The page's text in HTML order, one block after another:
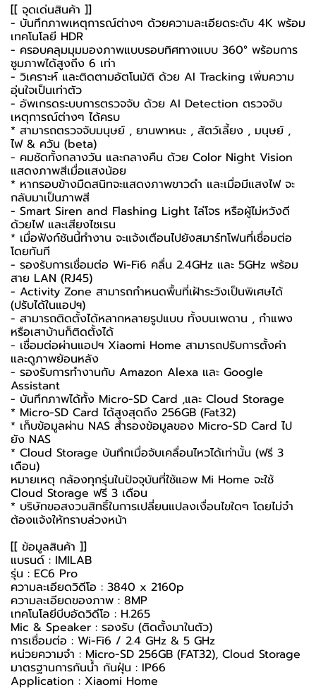
[[ จุดเด่นสินค้า ]]
- บันทึกภาพเหตุการณ์ต่างๆ ด้วยความละเอียดระดับ 4K พร้อม
เทคโนโลยี HDR
- ครอบคลุมมุมมองภาพแบบรอบทิศทางแบบ 360° พร้อมการ
ซูมภาพได้สูงถึง 6 เท่า
- วิเคราะห์ และติดตามอัตโนมัติ ด้วย AI Tracking เพิ่มความ
อุ่นใจเป็นเท่าตัว
- อัพเกรดระบบการตรวจจับ ด้วย AI Detection ตรวจจับ
เหตุการณ์ต่างๆ ได้ครบ
* สามารถตรวจจับมนุษย์ , ยานพาหนะ , สัตว์เลี้ยง , มนุษย์ ,
ไฟ & ควัน (beta)
- คมชัดทั้งกลางวัน และกลางคืน ด้วย Color Night Vision
แสดงภาพสีเมื่อแสงน้อย
* หากรอบข้างมืดสนิทจะแสดงภาพขาวดำ และเมื่อมีแสงไฟ จะ
กลับมาเป็นภาพสี
- Smart Siren and Flashing Light ไล่โจร หรือผู้ไม่หวังดี
ด้วยไฟ และเสียงไซเรน
* เมื่อฟังก์ชันนี้ทำงาน จะแจ้งเตือนไปยังสมาร์ทโฟนที่เชื่อมต่อ
โดยทันที
- รองรับการเชื่อมต่อ Wi-Fi6 คลื่น 2.4GHz และ 5GHz พร้อม
สาย LAN (RJ45)
- Activity Zone สามารถกำหนดพื้นที่เฝ้าระวังเป็นพิเศษได้
(ปรับได้ในแอปฯ)
- สามารถติดตั้งได้หลากหลายรูปแบบ ทั้งบนเพดาน , กำแพง
หรือเสาบ้านก็ติดตั้งได้
- เชื่อมต่อผ่านแอปฯ Xiaomi Home สามารถปรับการตั้งค่า
และดูภาพย้อนหลัง
- รองรับการทำงานกับ Amazon Alexa และ Google
Assistant
- บันทึกภาพได้ทั้ง Micro-SD Card ,และ Cloud Storage
* Micro-SD Card ได้สูงสุดถึง 256GB (Fat32)
* เก็บข้อมูลผ่าน NAS สำรองข้อมูลของ Micro-SD Card ไป
ยัง NAS
* Cloud Storage บันทึกเมื่อจับเคลื่อนไหวได้เท่านั้น (ฟรี 3
เดือน)
หมายเหตุ กล้องทุกรุ่นในปัจจุบันที่ใช้แอพ Mi Home จะใช้
Cloud Storage ฟรี 3 เดือน
* บริษัทขอสงวนสิทธิ์ในการเปลี่ยนแปลงเงื่อนไขใดๆ โดยไม่จำ
ต้องแจ้งให้ทราบล่วงหน้า
[[ ข้อมูลสินค้า ]]
แบรนด์ : IMILAB
รุ่น : EC6 Pro
ความละเอียดวิดีโอ : 3840 x 2160p
ความละเอียดของภาพ : 8MP
เทคโนโลยีบีบอัดวิดีโอ : H.265
Mic & Speaker : รองรับ (ติดตั้งมาในตัว)
การเชื่อมต่อ : Wi-Fi6 / 2.4 GHz & 5 GHz
หน่วยความจำ : Micro-SD 256GB (FAT32), Cloud Storage
มาตรฐานการกันน้ำ กันฝุ่น : IP66
Application : Xiaomi Home